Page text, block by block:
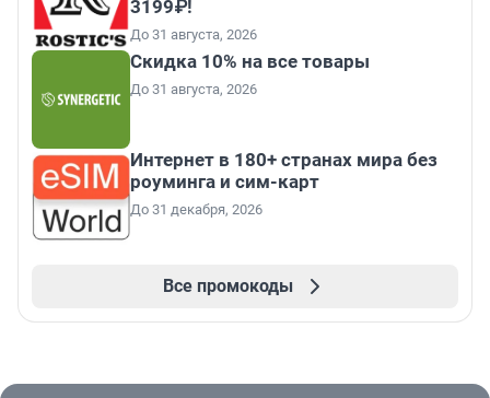
3199₽!
До 31 августа, 2026
Скидка 10% на все товары
До 31 августа, 2026
Интернет в 180+ странах мира без
роуминга и сим-карт
До 31 декабря, 2026
Все промокоды